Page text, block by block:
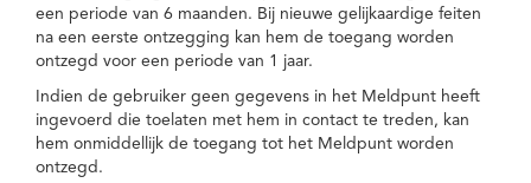
een periode van 6 maanden. Bij nieuwe gelijkaardige feiten
na een eerste ontzegging kan hem de toegang worden
ontzegd voor een periode van 1 jaar.
Indien de gebruiker geen gegevens in het Meldpunt heeft
ingevoerd die toelaten met hem in contact te treden, kan
hem onmiddellijk de toegang tot het Meldpunt worden
ontzegd.